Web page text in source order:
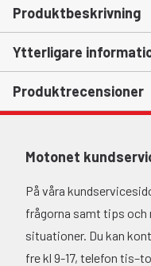
Produktbeskrivning
Ytterligare
Produktrecensioner
Motonet
På våra
frågorna samt tips
situationer. Du kan
fre kl 9-17, telefon